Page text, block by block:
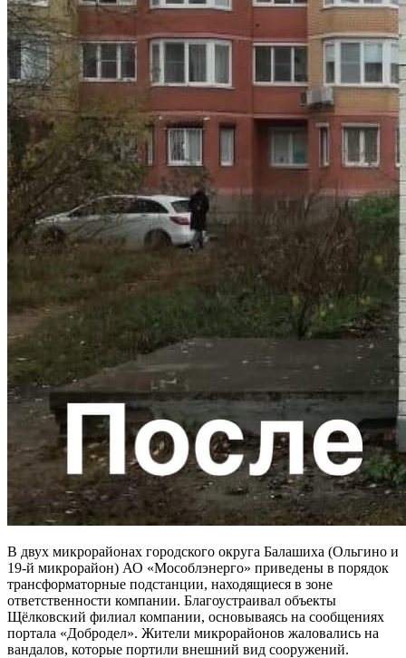
В двух микрорайонах городского округа Балашиха (Ольгино и
19-й микрорайон) АО «Мособлэнерго» приведены в порядок
трансформаторные подстанции, находящиеся в зоне
ответственности компании. Благоустраивал объекты
Щёлковский филиал компании, основываясь на сообщениях
портала «Добродел». Жители микрорайонов жаловались на
вандалов, которые портили внешний вид сооружений.